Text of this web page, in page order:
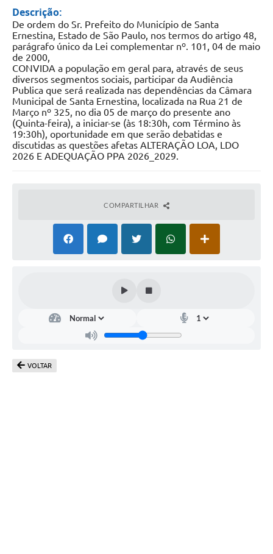
Descrição:
De ordem do Sr. Prefeito do Município de Santa
Ernestina, Estado de São Paulo, nos termos do artigo 48,
parágrafo único da Lei complementar nº. 101, 04 de maio
de 2000,
CONVIDA a população em geral para, através de seus
diversos segmentos sociais, participar da Audiência
Publica que será realizada nas dependências da Câmara
Municipal de Santa Ernestina, localizada na Rua 21 de
Março nº 325, no dia 05 de março do presente ano
(Quinta-feira), a iniciar-se (às 18:30h, com Término às
19:30h), oportunidade em que serão debatidas e
discutidas as questões afetas ALTERAÇÃO LOA, LDO
2026 E ADEQUAÇÃO PPA 2026_2029.
COMPARTILHAR
VOLTAR